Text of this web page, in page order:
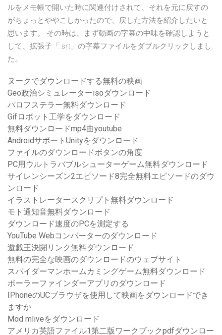
ルをメモ帳で開いた時に関連付けされて、それを元に戻すの
がちょっとややこしかったので、戻した方法を紹介したいと
思います。 その時は、まず動画の字幕の中味を確認しようと
して、拡張子「.srt」の字幕ファイルをダブルクリックしまし
た。
ヌークでダウンロードする無料の映画
Geo政治シミュレーターisoダウンロード
パロフステラー無料ダウンロード
Gifロボット工学をダウンロード
無料ダウンロードmp4曲youtube
AndroidサポートUnityをダウンロード
ファイルのダウンロードボタンの角度
PC用ウルトラバブルシューターゲーム無料ダウンロード
サイレンシーズン2エピソード8完全無料エピソードのダウ
ンロード
イラストレータースクリプト無料ダウンロード
モト通知音無料ダウンロード
ダウンロード速度のPCを測定する
YouTube Webコンバーターのダウンロード
遊戯王決闘リンク無料ダウンロード
無料の完全な映画のダウンロードのウェブサイト
スパイダーマンホームカミングゲーム無料ダウンロード
ポーラーファインダーアプリのダウンロード
IPhoneのUCブラウザを使用して映画をダウンロードでき
ますか
Mod mliveをダウンロード
アメリカ英語ファイル1第二版ワークブックpdfダウンロー